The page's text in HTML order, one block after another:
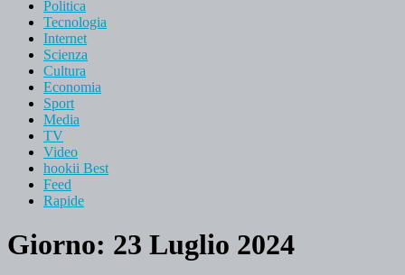
Politica
Tecnologia
Internet
Scienza
Cultura
Economia
Sport
Media
TV
Video
hookii Best
Feed
Rapide
Giorno: 23 Luglio 2024